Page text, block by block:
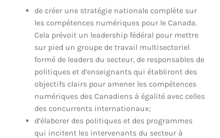
de créer une stratégie nationale complète sur
les compétences numériques pour le Canada.
Cela prévoit un leadership fédéral pour mettre
sur pied un groupe de travail multisectoriel
formé de leaders du secteur, de responsables de
politiques et d’enseignants qui établiront des
objectifs clairs pour amener les compétences
numériques des Canadiens à égalité avec celles
des concurrents internationaux;
d’élaborer des politiques et des programmes
qui incitent les intervenants du secteur à